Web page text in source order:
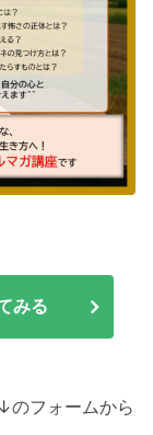
みる
のフォームから